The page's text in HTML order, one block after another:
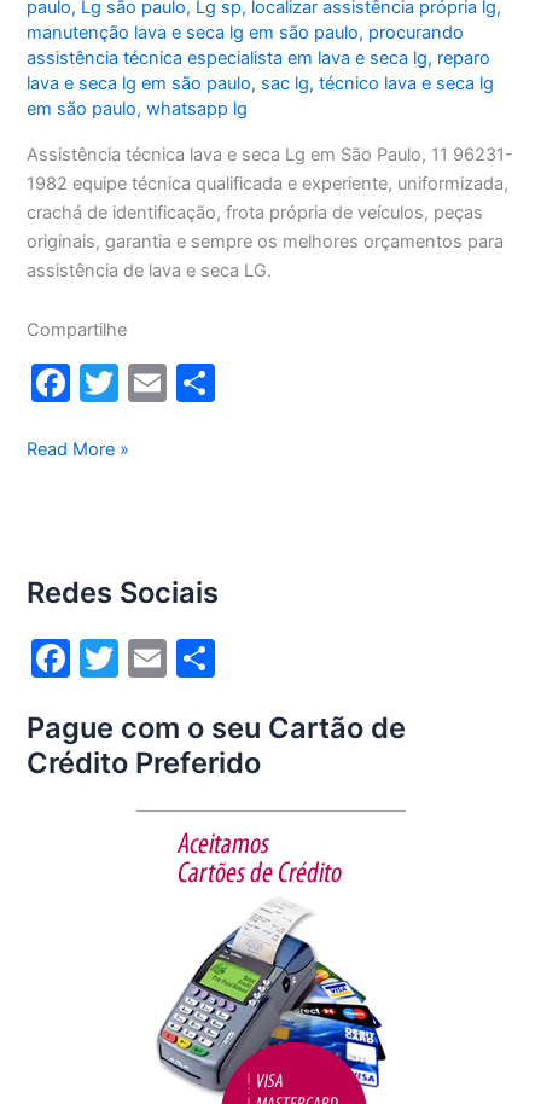
paulo, Lg são paulo, Lg sp, localizar assistência própria lg,
manutenção lava e seca lg em são paulo, procurando
assistência técnica especialista em lava e seca lg, reparo
lava e seca lg em são paulo, sac lg,técnico lava e seca lg
em são paulo,whatsapp lg
Assistência técnica lava e seca Lg em São Paulo, 11 96231-
1982 equipe técnica qualificada e experiente, uniformizada,
crachá de identificação, frota própria de veículos, peças
originais, garantia e sempre os melhores orçamentos para
assistência de lava e seca LG.
Compartilhe
F
c
o
o
k
T
itt
E
Assistência
Lg
São
Paulo
Read More »
Redes Sociais
F
c
e
T
itt
er
E
ai
l
ar
e
Pague com o seu Cartão de
Crédito Preferido